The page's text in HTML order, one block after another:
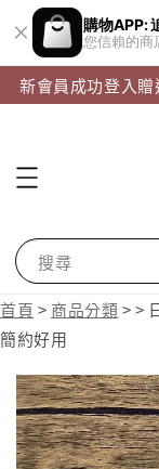
購物APP:
您信賴的商
新會員成功登入
搜尋
首頁 > 商品分類>>
簡約好用